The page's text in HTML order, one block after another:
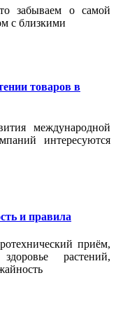
забываем о самой
с близкими
товаров в
международной
интересуются
и правила
приём,
растений,